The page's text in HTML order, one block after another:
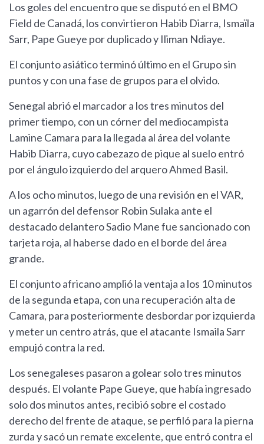
Los goles del encuentro que se disputó en el BMO
Field de Canadá, los convirtieron Habib Diarra, Ismaïla
Sarr, Pape Gueye por duplicado y Iliman Ndiaye.
El conjunto asiático terminó último en el Grupo sin
puntos y con una fase de grupos para el olvido.
Senegal abrió el marcador a los tres minutos del
primer tiempo, con un córner del mediocampista
Lamine Camara para la llegada al área del volante
Habib Diarra, cuyo cabezazo de pique al suelo entró
por el ángulo izquierdo del arquero Ahmed Basil.
A los ocho minutos, luego de una revisión en el VAR,
un agarrón del defensor Robin Sulaka ante el
destacado delantero Sadio Mane fue sancionado con
tarjeta roja, al haberse dado en el borde del área
grande.
El conjunto africano amplió la ventaja a los 10 minutos
de la segunda etapa, con una recuperación alta de
Camara, para posteriormente desbordar por izquierda
y meter un centro atrás, que el atacante Ismaila Sarr
empujó contra la red.
Los senegaleses pasaron a golear solo tres minutos
después. El volante Pape Gueye, que había ingresado
solo dos minutos antes, recibió sobre el costado
derecho del frente de ataque, se perfiló para la pierna
zurda y sacó un remate excelente, que entró contra el